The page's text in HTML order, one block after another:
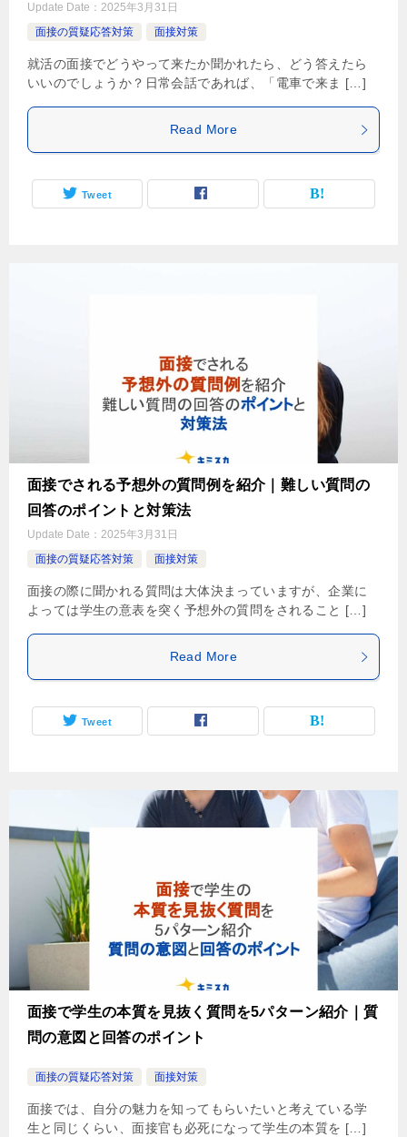
Update Date： 2025年3月31日
面接の質疑応答対策
面接対策
就活の面接でどうやって来たか聞かれたら、どう答えたら
いいのでしょうか？日常会話であれば、「電車で来ま […]
Read More
Tweet
面接でされる予想外の質問例を紹介｜難しい質問の
回答のポイントと対策法
Update Date： 2025年3月31日
面接の質疑応答対策
面接対策
面接の際に聞かれる質問は大体決まっていますが、企業に
よっては学生の意表を突く予想外の質問をされること […]
Read More
Tweet
面接で学生の本質を見抜く質問を5パターン紹介｜質
問の意図と回答のポイント
面接の質疑応答対策 面接対策
面接では、自分の魅力を知ってもらいたいと考えている学
生と同じくらい、面接官も必死になって学生の本質を […]